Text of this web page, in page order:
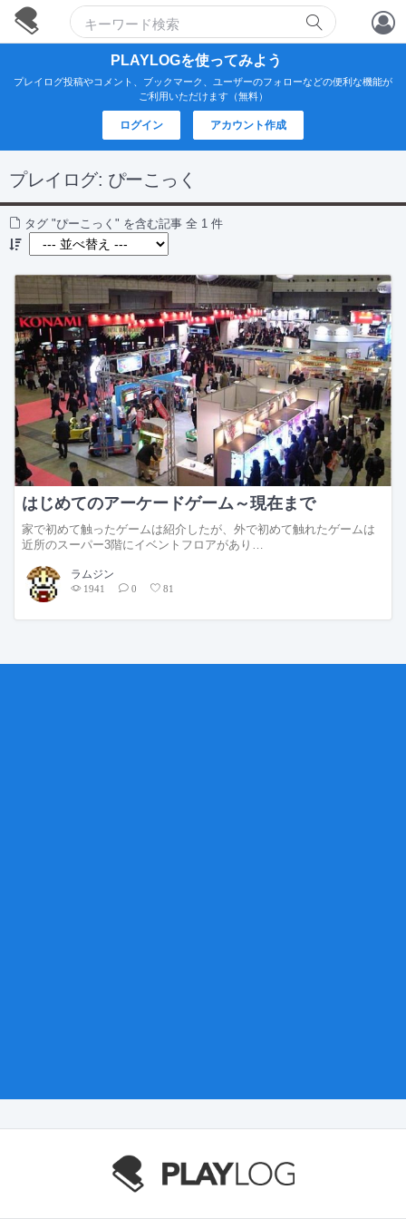
アカウント作成
ログイン
PLAYLOGを使ってみよう
プレイログ投稿やコメント、ブックマーク、ユーザーのフォローなどの便利な機能が
ご利用いただけます（無料）
ログイン アカウント作成
プレイログ: ぴーこっく
タグ "ぴーこっく" を含む記事 全 1 件
はじめてのアーケードゲーム～現在まで
家で初めて触ったゲームは紹介したが、外で初めて触れたゲームは
近所のスーパー3階にイベントフロアがあり…
ラムジン
1941 0 81